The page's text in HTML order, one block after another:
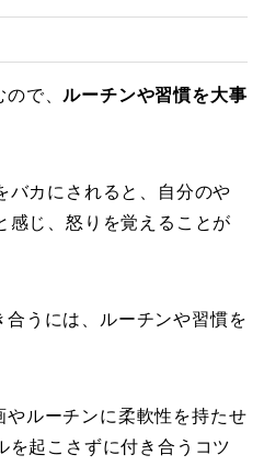
で、 ルーチンや習慣を大事
バカにされると、自分のや
感じ、怒りを覚えることが
合うには、ルーチンや習慣を
ルーチンに柔軟性を持たせ
を起こさずに付き合うコツ